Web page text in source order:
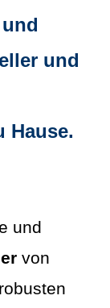
und
Hause.
und
von